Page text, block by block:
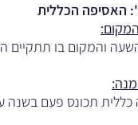
האסיפה הכללית
והמקום בו תתקיים
תכונס פעם בשנה